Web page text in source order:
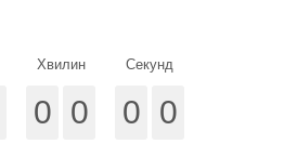
Хвилин
0 0
Секунд
0 0